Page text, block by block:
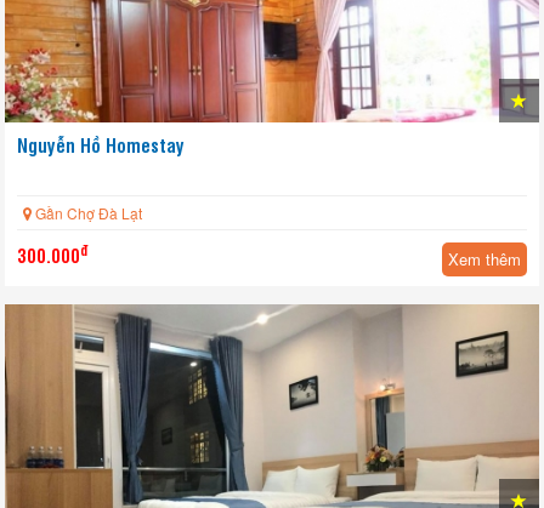
Nguyễn Hồ Homestay
Gần Chợ Đà Lạt
300.000đ Xem thêm